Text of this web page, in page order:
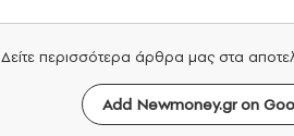
Δείτε περισσότερα άρθρα μας στα
Add Newmoney.gr on